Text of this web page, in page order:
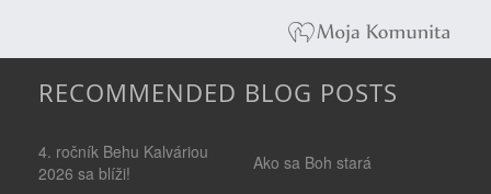
RECOMMENDED BLOG POSTS
4. ročník Behu Kalváriou
2026 sa blíži!
Ako sa Boh stará